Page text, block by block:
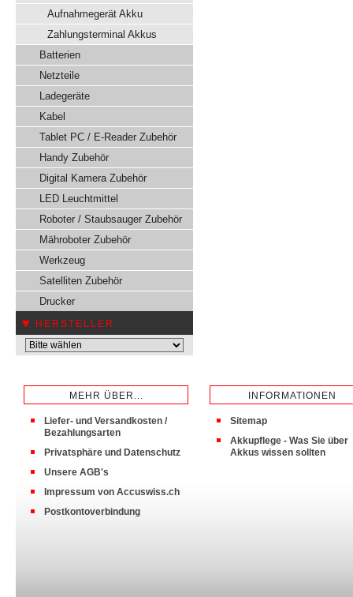
Aufnahmegerät Akku
Zahlungsterminal Akkus
Batterien
Netzteile
Ladegeräte
Kabel
Tablet PC / E-Reader Zubehör
Handy Zubehör
Digital Kamera Zubehör
LED Leuchtmittel
Roboter / Staubsauger Zubehör
Mähroboter Zubehör
Werkzeug
Satelliten Zubehör
Drucker
HERSTELLER
MEHR ÜBER...
Liefer- und Versandkosten /
Bezahlungsarten
Privatsphäre und Datenschutz
Unsere AGB's
Impressum von Accuswiss.ch
Postkontoverbindung
INFORMATIONEN
Sitemap
Akkupflege - Was Sie über
Akkus wissen sollten